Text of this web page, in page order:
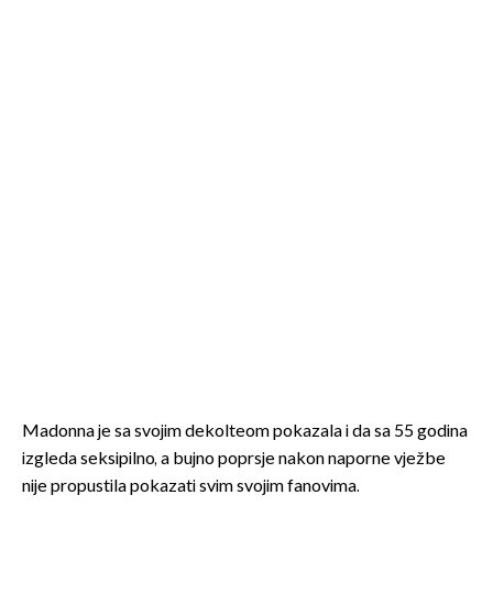
Madonna je sa svojim dekolteom pokazala i da sa 55 godina
izgleda seksipilno, a bujno poprsje nakon naporne vježbe
nije propustila pokazati svim svojim fanovima.